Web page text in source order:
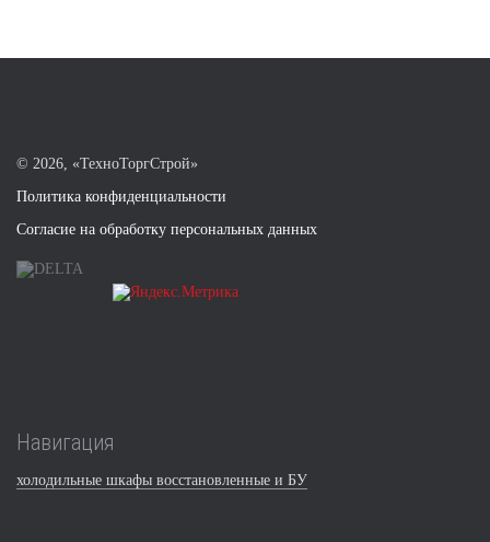
© 2026, «ТехноТоргСтрой»
Политика конфиденциальности
Согласие на обработку персональных данных
Навигация
холодильные шкафы восстановленные и БУ